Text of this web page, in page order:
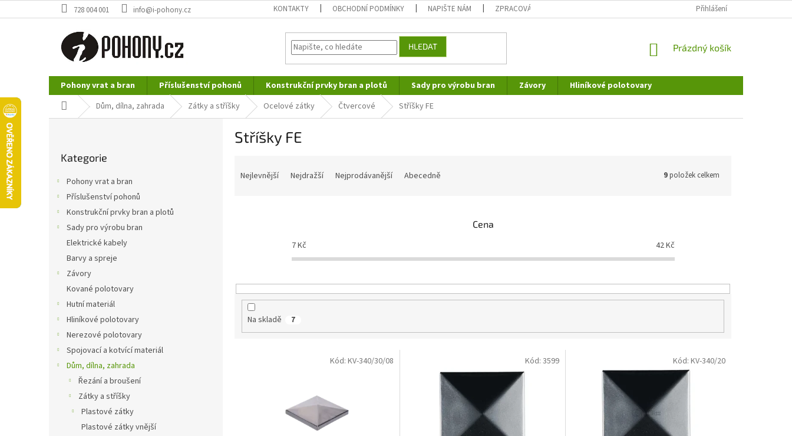
na
728 004 001 info@i-pohony.cz KONTAKTY OBCHODNÍ PODMÍNKY NAPIŠTE NÁM ZPRACOVÁNÍ OSOBNÍCH ÚDAJŮ REKLAMAČNÍ ŘÁD
Přihlášení
HLEDAT
NÁKUPNÍ
Prázdný košík
Pohony vrat a bran Příslušenství pohonů Konstrukční prvky bran a plotů Sady pro výrobu bran Závory
Hliníkové polotovary
Nerezové polotovary
Hutní materiál
Domů Dům, dílna, zahrada Zátky a stříšky Ocelové zátky Čtvercové Stříšky FE
kategorie
Kategorie
Pohony vrat a bran
Příslušenství pohonů
Konstrukční prvky bran a plotů
Sady pro výrobu bran
Elektrické kabely
Barvy a spreje
Závory
Kované polotovary
Hutní materiál
Hliníkové polotovary
Nerezové polotovary
Spojovací a kotvící materiál
Dům, dílna, zahrada
Řezání a broušení
Zátky a stříšky
Plastové zátky
Plastové zátky vnější
Stříšky FE
u
Nejlevnější Nejdražší Nejprodávanější Abecedně 9položek celkem
Cena
7Kč 42Kč
Na skladě 7
Kód: KV-340/30/08 Kód: 3599 Kód: KV-340/20